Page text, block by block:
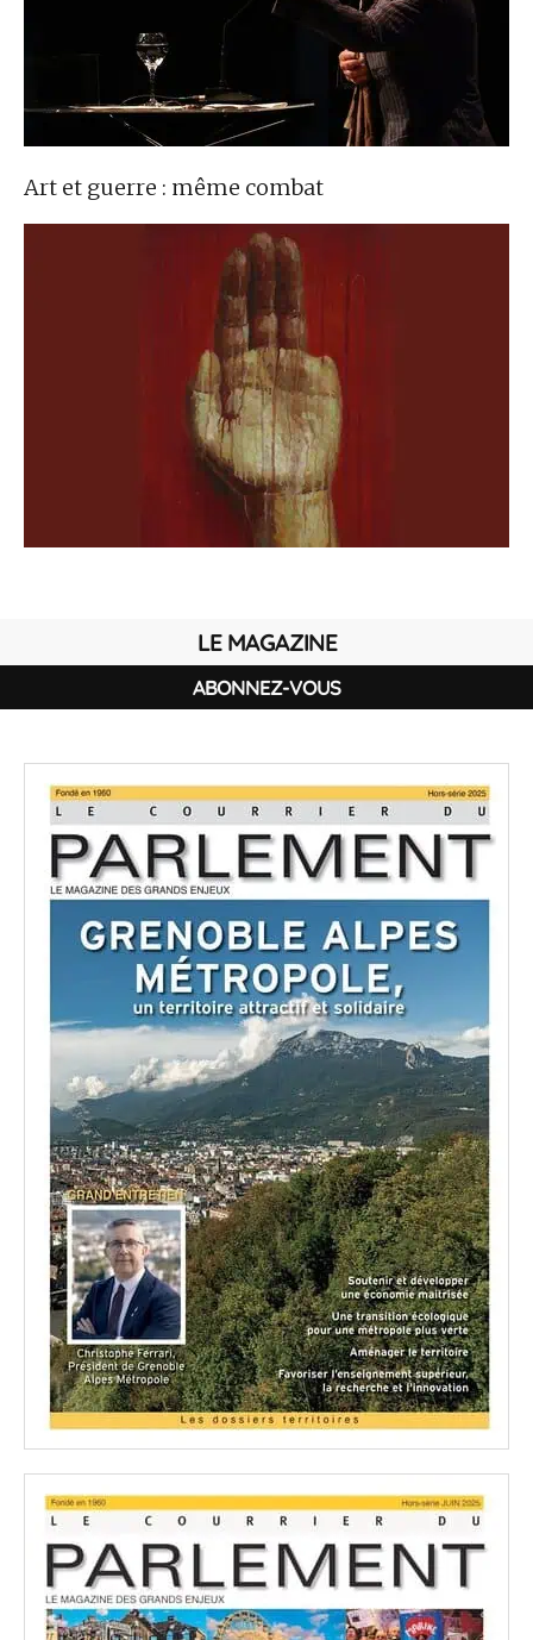
Art et guerre : même combat
LE MAGAZINE
ABONNEZ-VOUS